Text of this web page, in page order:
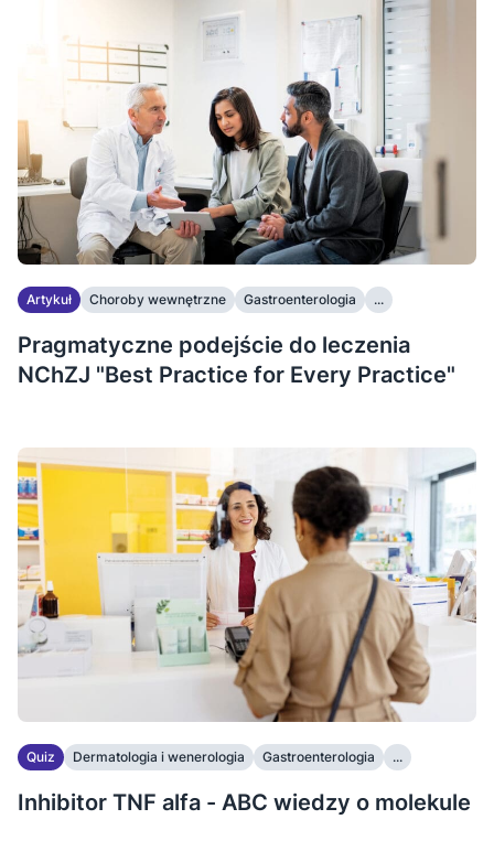
Artykuł Choroby wewnętrzne Gastroenterologia ...
Pragmatyczne podejście do leczenia
NChZJ "Best Practice for Every Practice"
Quiz Dermatologia i wenerologia Gastroenterologia ...
Inhibitor TNF alfa - ABC wiedzy o molekule